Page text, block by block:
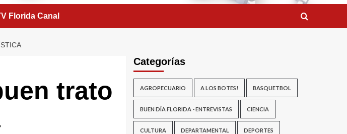
Florida Canal
trato
Categorías
AGROPECUARIO A LOS BOTES! BASQUETBOL
BUEN DÍA FLORIDA - ENTREVISTAS CIENCIA
CULTURA DEPARTAMENTAL DEPORTES